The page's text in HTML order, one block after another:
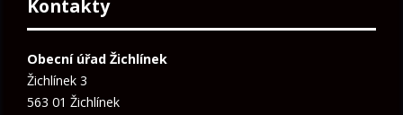
Kontakty
Obecní úřad Žichlínek
Žichlínek 3
563 01 Žichlínek